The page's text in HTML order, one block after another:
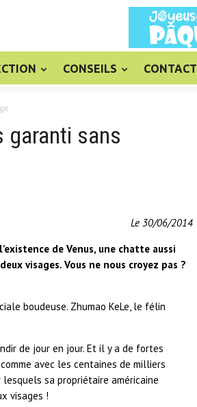
CONSEILS CONTACT
garanti sans
Le 30/06/2014
de Venus, une chatte aussi
visages. Vous ne nous croyez pas ?
boudeuse. Zhumao KeLe, le félin
de jour en jour. Et il y a de fortes
avec les centaines de milliers
sa propriétaire américaine
visages !